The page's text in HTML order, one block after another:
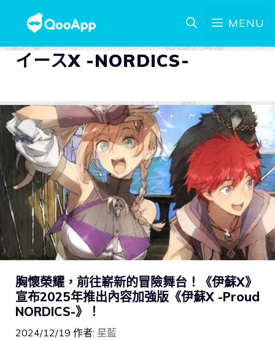
MENU
イースX -NORDICS-
胸懷榮耀，前往嶄新的冒險舞台！《伊蘇X》
宣布2025年推出內容加強版《伊蘇X -Proud
NORDICS-》！
2024/12/19 作者: 星藍